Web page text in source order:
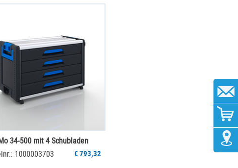
34-500 mit 4 Schubladen
1000003703
€ 793,32